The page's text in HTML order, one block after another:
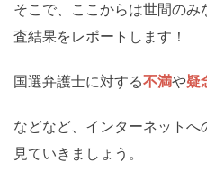
そこで、ここからは世間の
査結果をレポートします！
国選弁護士に対する不満や疑
などなど、インターネットへ
見ていきましょう。